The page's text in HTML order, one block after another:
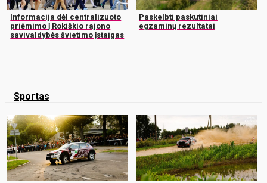
Informacija dėl centralizuoto
priėmimo į Rokiškio rajono
savivaldybės švietimo įstaigas
Paskelbti paskutiniai
egzaminų rezultatai
Sportas